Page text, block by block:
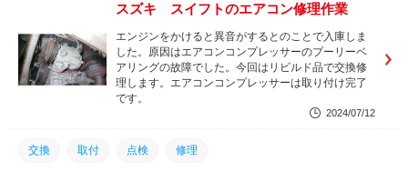
スズキ スイフトのエアコン修理作業
エンジンをかけると異音がするとのことで入庫しま
した。原因はエアコンコンプレッサーのプーリーベ
アリングの故障でした。今回はリビルド品で交換修
理します。エアコンコンプレッサーは取り付け完了
です。
2024/07/12
交換 取付 点検 修理